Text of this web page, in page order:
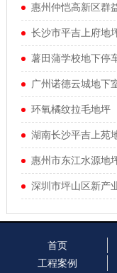
惠州仲恺高新区群
长沙市平吉上府地
薯田蒲学校地下停
广州诺德云城地下
环氧橘纹拉毛地坪
湖南长沙平吉上苑
惠州市东江水源地
深圳市坪山区新产
首页
工程案例